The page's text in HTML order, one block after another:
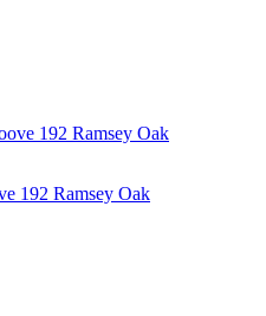
192 Ramsey Oak